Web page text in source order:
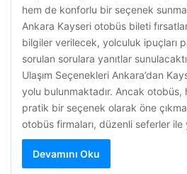
hem de konforlu bir seçenek
Ankara Kayseri otobüs bileti
bilgiler verilecek, yolculuk ipuçları
sorulan sorulara yanıtlar
Ulaşım Seçenekleri Ankara’dan
yolu bulunmaktadır. Ancak
pratik bir seçenek olarak öne
otobüs firmaları, düzenli seferler ile
Devamını Oku